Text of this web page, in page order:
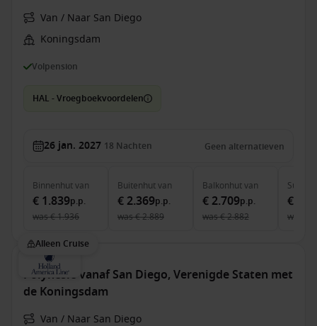
Van / Naar San Diego
Koningsdam
Volpension
HAL - Vroegboekvoordelen
26 jan. 2027 18 Nachten Geen alternatieven
Binnenhutvan
€ 1.839p.p.
was€ 1.936
Buitenhutvan
€ 2.369p.p.
was€ 2.889
Balkonhutvan
€ 2.709p.p.
was€ 2.882
Suite
€
was
Alleen Cruise
Polynesië vanaf San Diego, Verenigde Staten met
de Koningsdam
Van / Naar San Diego